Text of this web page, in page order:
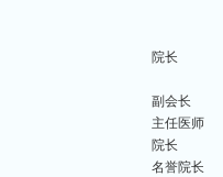
院长
副会长
主任医师
院长
名誉院长